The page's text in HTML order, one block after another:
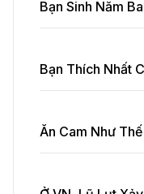
Bạn Sinh Năm
Bạn Thích Nhất
Ăn Cam Như